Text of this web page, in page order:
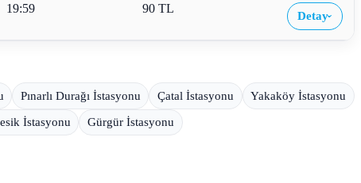
19:59 90 TL
Detay›
Pınarlı Durağı İstasyonu Çatal İstasyonu Yakaköy İstasyonu
İstasyonu Gürgür İstasyonu